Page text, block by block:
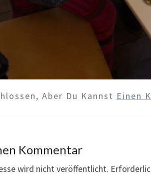
Aber Du Kannst Einen
Kommentar
wird nicht veröffentlicht.